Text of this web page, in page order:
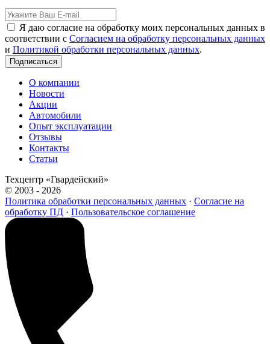
Я даю согласие на обработку моих персональных данных в
соответствии с Согласием на обработку персональных данных
и Политикой обработки персональных данных.
Подписаться
О компании
Новости
Акции
Автомобили
Опыт эксплуатации
Отзывы
Контакты
Статьи
Техцентр «Гвардейский»
© 2003 - 2026
Политика обработки персональных данных · Согласие на
обработку ПД · Пользовательское соглашение